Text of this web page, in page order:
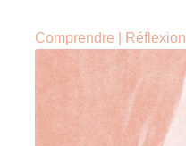
Comprendre Réflexion